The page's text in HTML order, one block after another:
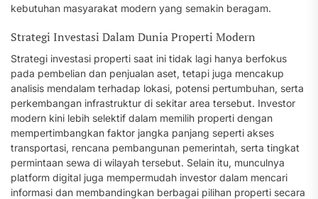
kebutuhan masyarakat modern yang semakin beragam.
Strategi Investasi Dalam Dunia Properti Modern
Strategi investasi properti saat ini tidak lagi hanya berfokus
pada pembelian dan penjualan aset, tetapi juga mencakup
analisis mendalam terhadap lokasi, potensi pertumbuhan, serta
perkembangan infrastruktur di sekitar area tersebut. Investor
modern kini lebih selektif dalam memilih properti dengan
mempertimbangkan faktor jangka panjang seperti akses
transportasi, rencana pembangunan pemerintah, serta tingkat
permintaan sewa di wilayah tersebut. Selain itu, munculnya
platform digital juga mempermudah investor dalam mencari
informasi dan membandingkan berbagai pilihan properti secara